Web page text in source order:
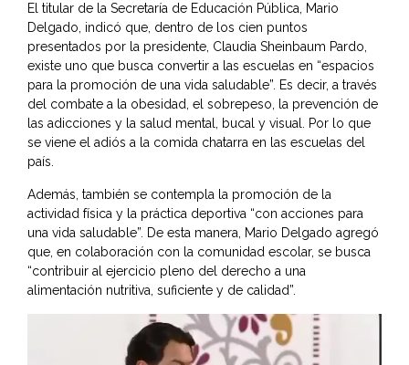
El titular de la Secretaría de Educación Pública, Mario
Delgado, indicó que, dentro de los cien puntos
presentados por la presidente, Claudia Sheinbaum Pardo,
existe uno que busca convertir a las escuelas en “espacios
para la promoción de una vida saludable”. Es decir, a través
del combate a la obesidad, el sobrepeso, la prevención de
las adicciones y la salud mental, bucal y visual. Por lo que
se viene el adiós a la comida chatarra en las escuelas del
país.
Además, también se contempla la promoción de la
actividad física y la práctica deportiva “con acciones para
una vida saludable”. De esta manera, Mario Delgado agregó
que, en colaboración con la comunidad escolar, se busca
“contribuir al ejercicio pleno del derecho a una
alimentación nutritiva, suficiente y de calidad”.